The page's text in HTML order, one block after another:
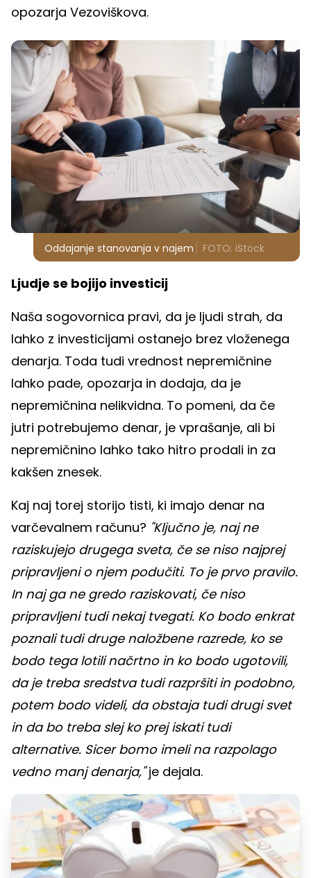
opozarja Vezoviškova.
Oddajanje stanovanja v najem FOTO: iStock
Ljudje se bojijo investicij
Naša sogovornica pravi, da je ljudi strah, da
lahko z investicijami ostanejo brez vloženega
denarja. Toda tudi vrednost nepremičnine
lahko pade, opozarja in dodaja, da je
nepremičnina nelikvidna. To pomeni, da če
jutri potrebujemo denar, je vprašanje, ali bi
nepremičnino lahko tako hitro prodali in za
kakšen znesek.
Kaj naj torej storijo tisti, ki imajo denar na
varčevalnem računu? "Ključno je, naj ne
raziskujejo drugega sveta, če se niso najprej
pripravljeni o njem podučiti. To je prvo pravilo.
In naj ga ne gredo raziskovati, če niso
pripravljeni tudi nekaj tvegati. Ko bodo enkrat
poznali tudi druge naložbene razrede, ko se
bodo tega lotili načrtno in ko bodo ugotovili,
da je treba sredstva tudi razpršiti in podobno,
potem bodo videli, da obstaja tudi drugi svet
in da bo treba slej ko prej iskati tudi
alternative. Sicer bomo imeli na razpolago
vedno manj denarja,"je dejala.